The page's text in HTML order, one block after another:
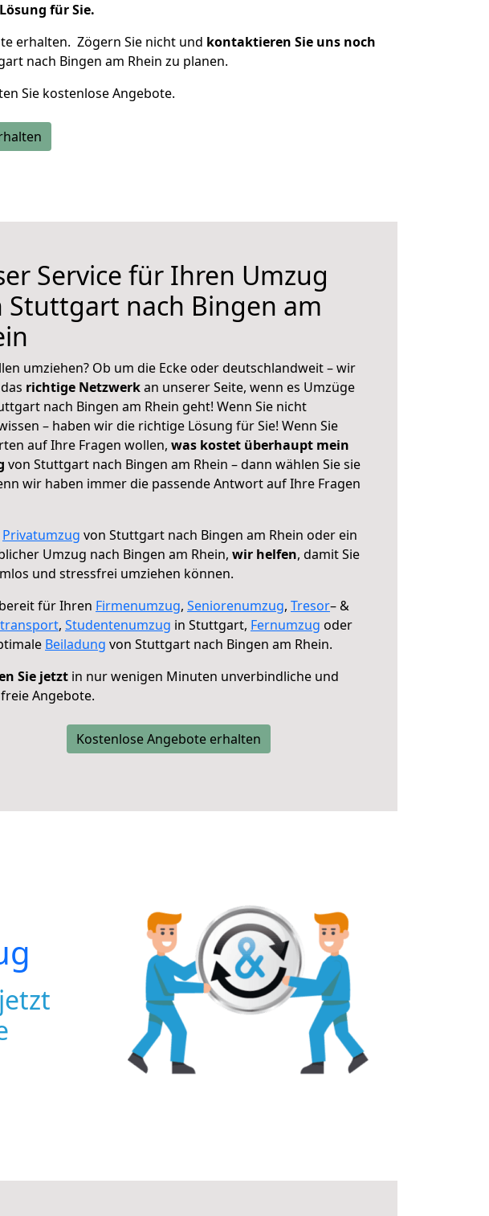
für Sie.
erhalten. Zögern Sie nicht und kontaktieren Sie uns noch
nach Bingen am Rhein zu planen.
Sie kostenlose Angebote.
Service für Ihren Umzug
Stuttgart nach Bingen am
umziehen? Ob um die Ecke oder deutschlandweit – wir
richtige Netzwerkan unserer Seite, wenn es Umzüge
nach Bingen am Rhein geht! Wenn Sie nicht
– haben wir die richtige Lösung für Sie! Wenn Sie
auf Ihre Fragen wollen, was kostet überhaupt mein
von Stuttgart nach Bingen am Rhein – dann wählen Sie sie
wir haben immer die passende Antwort auf Ihre Fragen
Privatumzug von Stuttgart nach Bingen am Rhein oder ein
Umzug nach Bingen am Rhein, wir helfen, damit Sie
und stressfrei umziehen können.
für Ihren Firmenumzug, Seniorenumzug, Tresor– &
, Studentenumzug in Stuttgart, Fernumzug oder
Beiladung von Stuttgart nach Bingen am Rhein.
Sie jetzt in nur wenigen Minuten unverbindliche und
Angebote.
Kostenlose Angebote erhalten